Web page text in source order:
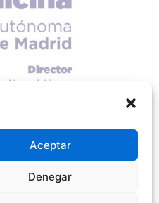
Aceptar
Denegar